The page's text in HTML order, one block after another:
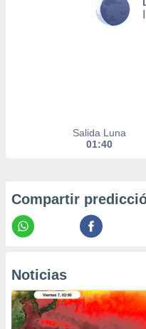
un
o acceder
datos
perfiles
utilizar
Salida Luna
01:40
Compartir
Noticias